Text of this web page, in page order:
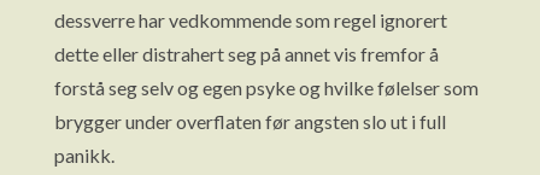
dessverre har vedkommende som regel ignorert
dette eller distrahert seg på annet vis fremfor å
forstå seg selv og egen psyke og hvilke følelser som
brygger under overflaten før angsten slo ut i full
panikk.